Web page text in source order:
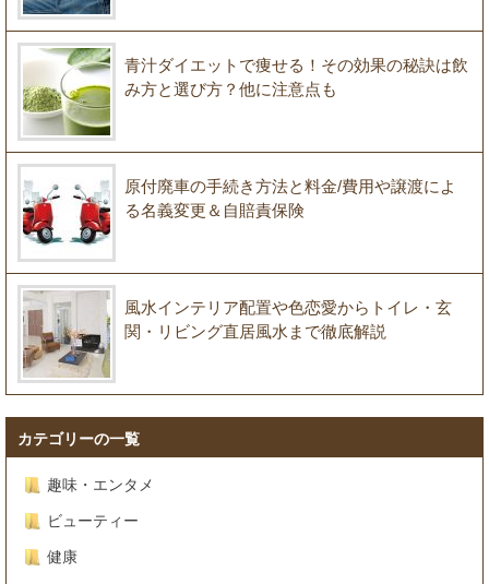
青汁ダイエットで痩せる！その効果の秘訣は飲
み方と選び方？他に注意点も
原付廃車の手続き方法と料金/費用や譲渡によ
る名義変更＆自賠責保険
風水インテリア配置や色恋愛からトイレ・玄
関・リビング直居風水まで徹底解説
カテゴリーの一覧
趣味・エンタメ
ビューティー
健康